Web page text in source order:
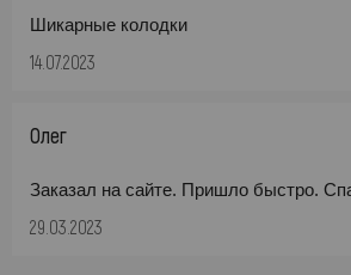
Шикарные колодки
14.07.2023
Олег
Заказал на сайте. Пришло быстро.
29.03.2023